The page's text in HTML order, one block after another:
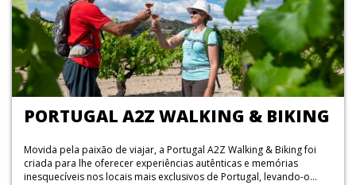
PORTUGAL A2Z WALKING & BIKING
Movida pela paixão de viajar, a Portugal A2Z Walking & Biking foi
criada para lhe oferecer experiências autênticas e memórias
inesquecíveis nos locais mais exclusivos de Portugal, levando-o...